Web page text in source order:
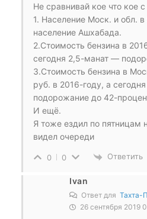
Не сравнивай кое что кое
1. Население Моск. и обл.
население Ашхабада.
2.Стоимость бензина в
сегодня 2,5-манат —
3.Стоимость бензина в
руб. в 2016-году, а
подорожание до 42-
И ещё.
Я тоже ездил по пятницам
видел очереди
0 0 Ответить
Ivan
Ответ для Тахта-
26 сентября 2019